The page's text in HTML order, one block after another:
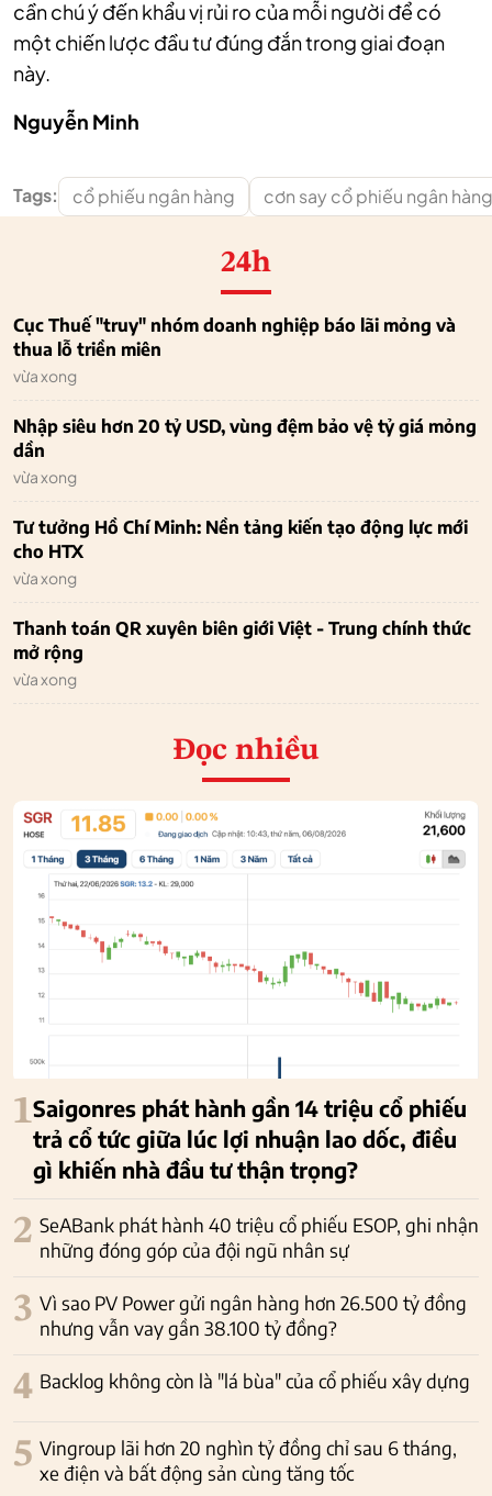
cần chú ý đến khẩu vị rủi ro của mỗi người để có
một chiến lược đầu tư đúng đắn trong giai đoạn
này.
Nguyễn Minh
Tags: cổ phiếu ngân hàng cơn say cổ phiếu ngân hàng
24h
Cục Thuế "truy" nhóm doanh nghiệp báo lãi mỏng và
thua lỗ triền miên
vừa xong
Nhập siêu hơn 20 tỷ USD, vùng đệm bảo vệ tỷ giá mỏng
dần
vừa xong
Tư tưởng Hồ Chí Minh: Nền tảng kiến tạo động lực mới
cho HTX
vừa xong
Thanh toán QR xuyên biên giới Việt - Trung chính thức
mở rộng
vừa xong
Đọc nhiều
1Saigonres phát hành gần 14 triệu cổ phiếu
trả cổ tức giữa lúc lợi nhuận lao dốc, điều
gì khiến nhà đầu tư thận trọng?
2 SeABank phát hành 40 triệu cổ phiếu ESOP, ghi nhận
những đóng góp của đội ngũ nhân sự
3 Vì sao PV Power gửi ngân hàng hơn 26.500 tỷ đồng
nhưng vẫn vay gần 38.100 tỷ đồng?
4 Backlog không còn là "lá bùa" của cổ phiếu xây dựng
5 Vingroup lãi hơn 20 nghìn tỷ đồng chỉ sau 6 tháng,
xe điện và bất động sản cùng tăng tốc